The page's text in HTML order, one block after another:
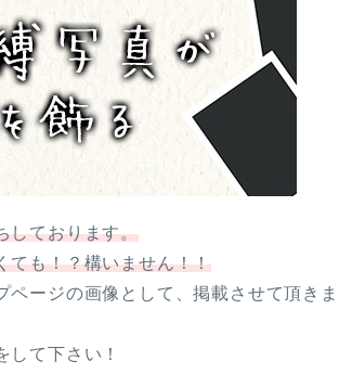
しております。
ても！？構いません！！
ージの画像として、掲載させて頂きま
て下さい！